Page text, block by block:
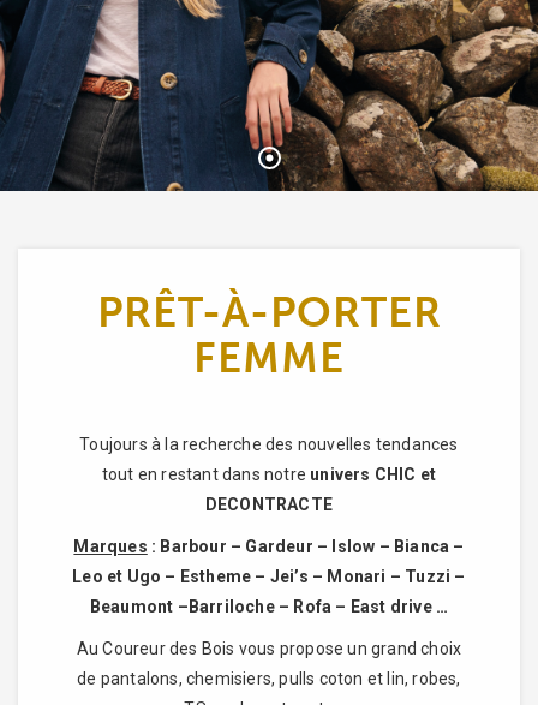
PRÊT-À-PORTER
FEMME
Toujours à la recherche des nouvelles tendances
tout en restant dans notre univers CHIC et
DECONTRACTE
Marques : Barbour – Gardeur – Islow – Bianca –
Leo et Ugo – Estheme – Jei’s – Monari – Tuzzi –
Beaumont –Barriloche – Rofa – East drive …
Au Coureur des Bois vous propose un grand choix
de pantalons, chemisiers, pulls coton et lin, robes,